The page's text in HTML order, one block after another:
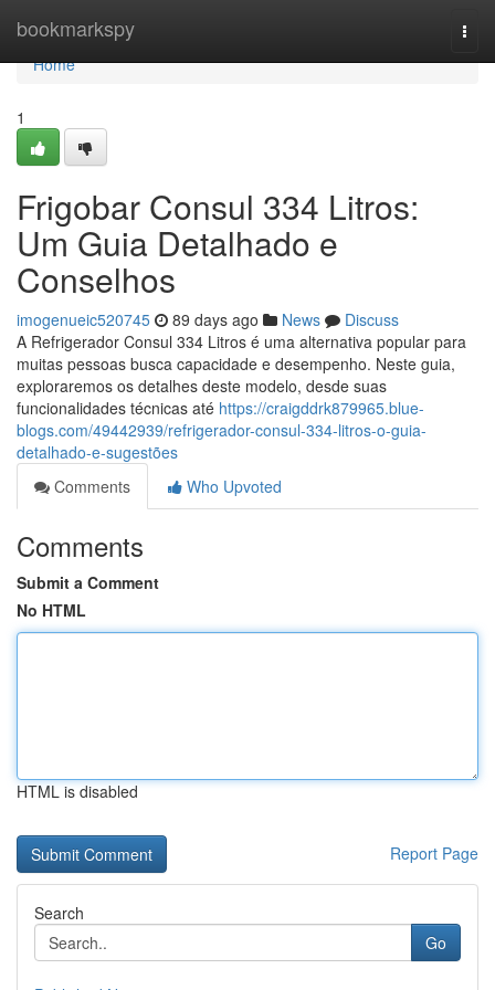
bookmarkspy
Home
Home
1
Frigobar Consul 334 Litros:
Um Guia Detalhado e
Conselhos
imogenueic520745 89 days ago News
Discuss
A Refrigerador Consul 334 Litros é uma alternativa popular para
muitas pessoas busca capacidade e desempenho. Neste guia,
exploraremos os detalhes deste modelo, desde suas
funcionalidades técnicas até https://craigddrk879965.blue-
blogs.com/49442939/refrigerador-consul-334-litros-o-guia-
detalhado-e-sugestões
Comments
Who Upvoted
Comments
Submit a Comment
No HTML
HTML is disabled
Report Page
Search
Go